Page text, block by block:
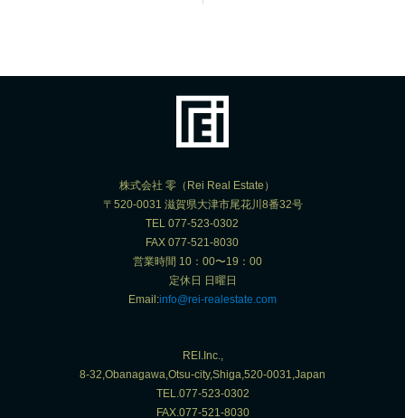
株式会社 零（Rei Real Estate）
〒520-0031 滋賀県大津市尾花川8番32号
TEL 077-523-0302
FAX 077-521-8030
営業時間 10：00〜19：00
定休日 日曜日
Email:info@rei-realestate.com
REI.Inc.,
8-32,Obanagawa,Otsu-city,Shiga,520-0031,Japan
TEL.077-523-0302
FAX.077-521-8030